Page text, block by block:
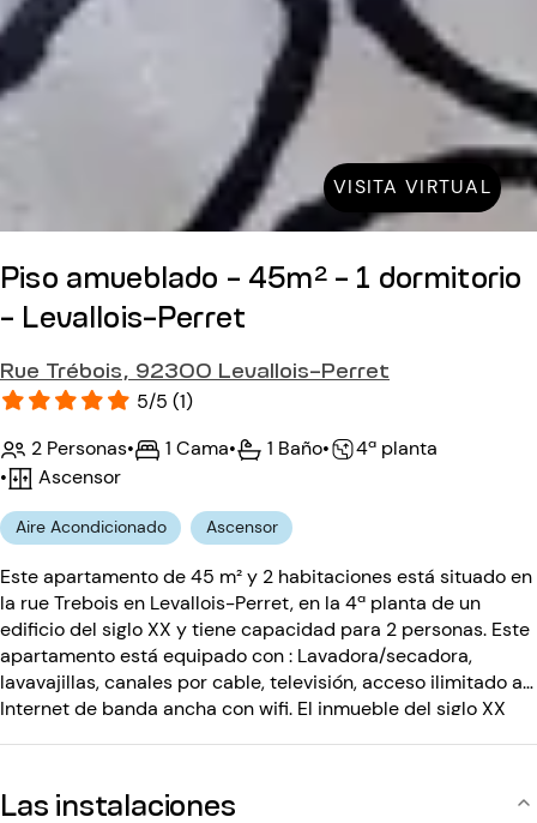
VISITA VIRTUAL
Piso amueblado - 45m² - 1 dormitorio
- Levallois-Perret
Rue Trébois, 92300 Levallois-Perret
5/5 (1)
2 Personas• 1 Cama• 1 Baño•
4ª planta
•
Ascensor
Aire Acondicionado Ascensor
Este apartamento de 45 m² y 2 habitaciones está situado en
la rue Trebois en Levallois-Perret, en la 4ª planta de un
edificio del siglo XX y tiene capacidad para 2 personas. Este
apartamento está equipado con : Lavadora/secadora,
lavavajillas, canales por cable, televisión, acceso ilimitado a
Internet de banda ancha con wifi. El inmueble del siglo XX
Las instalaciones